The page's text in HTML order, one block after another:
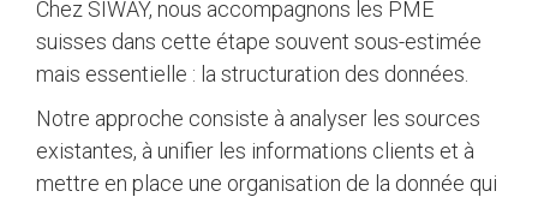
Chez SIWAY, nous accompagnons les PME
suisses dans cette étape souvent sous-estimée
mais essentielle : la structuration des données.
Notre approche consiste à analyser les sources
existantes, à unifier les informations clients et à
mettre en place une organisation de la donnée qui